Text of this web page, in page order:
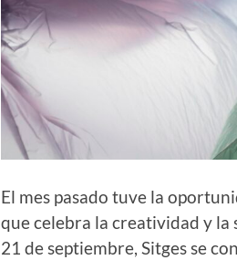
El mes pasado tuve la
que celebra la creatividad y la
21 de septiembre, Sitges se